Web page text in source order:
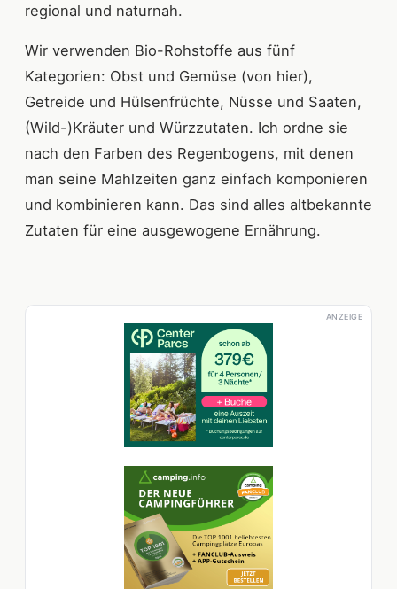
regional und naturnah.
Wir verwenden Bio-Rohstoffe aus fünf
Kategorien: Obst und Gemüse (von hier),
Getreide und Hülsenfrüchte, Nüsse und Saaten,
(Wild-)Kräuter und Würzzutaten. Ich ordne sie
nach den Farben des Regenbogens, mit denen
man seine Mahlzeiten ganz einfach komponieren
und kombinieren kann. Das sind alles altbekannte
Zutaten für eine ausgewogene Ernährung.
ANZEIGE